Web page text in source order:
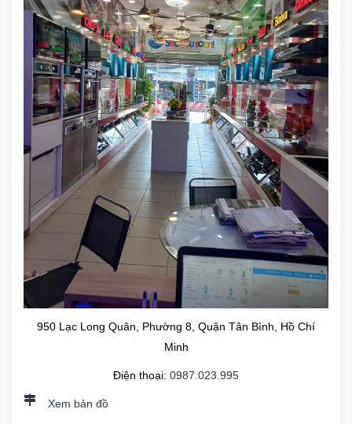
950 Lạc Long Quân, Phường 8, Quận Tân Bình, Hồ Chí
Minh
Điện thoại: 0987.023.995
Xem bản đồ